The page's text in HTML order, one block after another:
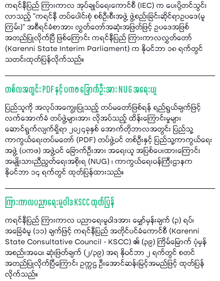
ကရင်နီပြည် ကြားကာလ အုပ်ချုပ်ရေးကောင်စီ (IEC) က ပေးပို့တင်သွင်း
လာသည့် "ကရင်နီ တပ်ပေါင်းစုံ စစ်ဦးစီးအဖွဲ့ ဖွဲ့စည်းခြင်းဆိုင်ရာဥပဒေ(မူ
ကြမ်း)” အစီရင်ခံစာအား လွှတ်တော်အဆုံးအဖြတ်ဖြင့် ဥပဒေအဖြစ်
အတည်ပြုလိုက်ပြီ ဖြစ်ကြောင်း ကရင်နီပြည် ကြားကာလလွှတ်တော်
(Karenni State Interim Parliament) က နိုဝင်ဘာ ၁၈ ရက်တွင်
သတင်းထုတ်ပြန်လိုက်သည်။
တစ်လအတွင်း PDF နှင့် ပကဖ ခြောက်ဦးအား NUG အရေးယူ
ပြည်သူကို အလုပ်အကျွေးပြုသည့် တပ်မတော်ဖြစ်ရန် ရည်ရွယ်ချက်ဖြင့်
လက်အောက်ခံ တပ်ဖွဲ့များအား လိုအပ်သည့် ထိန်းကြောင်းမှုများ
ဆောင်ရွက်လျက်ရှိရာ ၂၀၂၄ခုနှစ် အောက်တိုဘာလအတွင်း ပြည်သူ့
ကာကွယ်ရေးတပ်မတော် (PDF) တပ်ဖွဲ့ဝင် တစ်ဦးနှင့် ပြည်သူ့ကာကွယ်ရေး
အဖွဲ့ (ပကဖ) အဖွဲ့ဝင် ခြောက်ဦးအား အရေးယူ အပြစ်ပေးထားကြောင်း
အမျိုးသားညီညွတ်ရေးအစိုးရ (NUG) ၊ ကာကွယ်ရေးဝန်ကြီးဌာနက
နိုဝင်ဘာ ၁၄ ရက်တွင် ထုတ်ပြန်ထားသည်။
ကြားကာလပညာရေးမူဝါဒ KSCC ထုတ်ပြန်
ကရင်နီပြည် ကြားကာလ ပညာရေးမူဝါဒအား မျှော်မှန်းချက် (၃) ရပ်၊
အခြေခံမူ (၁၁) ချက်ဖြင့် ကရင်နီပြည် အတိုင်ပင်ခံကောင်စီ (Karenni
State Consultative Council - KSCC) ၏ (၃၉) ကြိမ်မြောက် ပုံမှန်
အစည်းအဝေး ဆုံးဖြတ်ချက် (၂/၃၉) အရ နိုဝင်ဘာ ၂ ရက်တွင် စတင်
အတည်ပြုလိုက်ပြီကြောင်း ဥက္ကဌ ဦးအောင်ဆန်းမြင့်အမည်ဖြင့် ထုတ်ပြန်
လိုက်သည်။